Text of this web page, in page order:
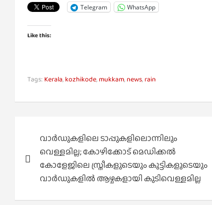
Telegram WhatsApp
Like this:
Tags: Kerala, kozhikode, mukkam, news, rain
navigation
വാര്‍ഡുകളിലെ ടാപ്പുകളിലൊന്നിലും
വെള്ളമില്ല; കോഴിക്കോട് മെഡിക്കല്‍
കോളേജിലെ സ്ത്രീകളുടെയും കുട്ടികളുടെയും
വാര്‍ഡുകളില്‍ ആഴ്ചകളായി കുടിവെള്ളമില്ല